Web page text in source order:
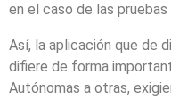
en el caso de las
Así, la aplicación que de
difiere de forma
Autónomas a otras,